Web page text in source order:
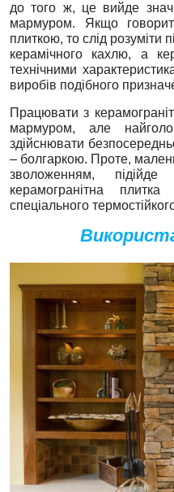
до того ж, це вийде
мармуром. Якщо
плиткою, то слід розуміти
керамічного кахлю, а
технічними
виробів подібного
Працювати з
мармуром, але
здійснювати
– болгаркою. Проте,
зволоженням,
керамогранітна
спеціального